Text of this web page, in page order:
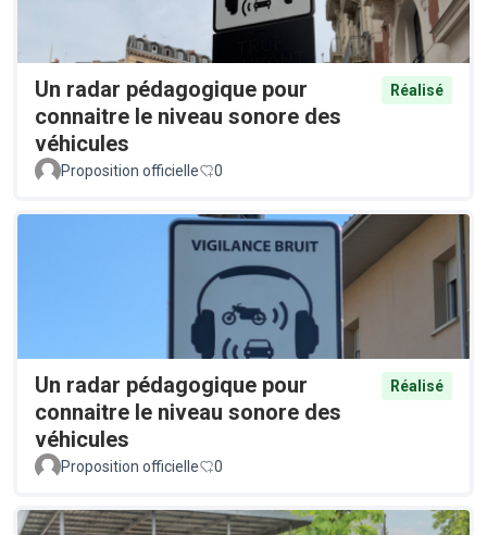
Un radar pédagogique pour
connaitre le niveau sonore des
véhicules
Réalisé
Proposition officielle 0
Un radar pédagogique pour
connaitre le niveau sonore des
véhicules
Réalisé
Proposition officielle 0